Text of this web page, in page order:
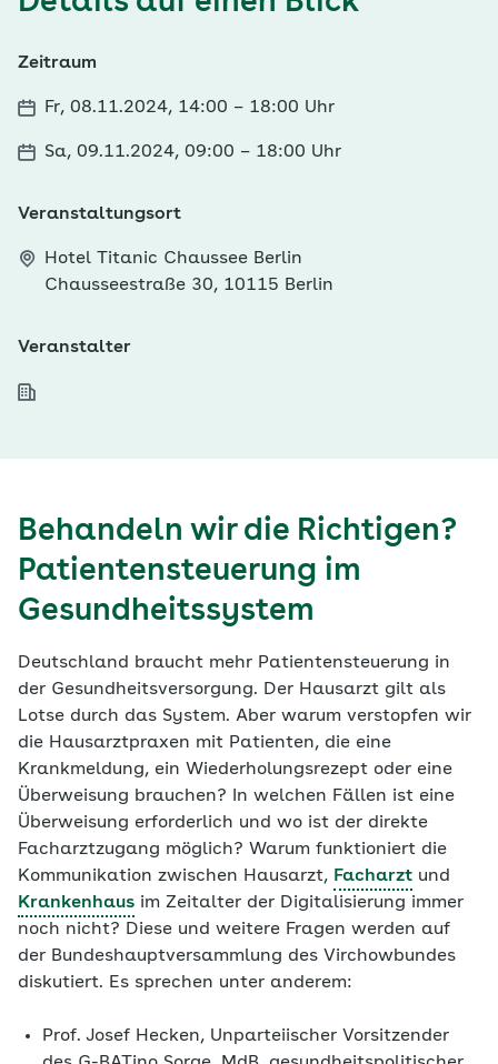
Zeitraum
Fr, 08.11.2024, 14:00 – 18:00 Uhr
Sa, 09.11.2024, 09:00 – 18:00 Uhr
Veranstaltungsort
Hotel Titanic Chaussee Berlin
Chausseestraße 30, 10115 Berlin
Veranstalter
Behandeln wir die Richtigen?
Patientensteuerung im
Gesundheitssystem
Deutschland braucht mehr Patientensteuerung in
der Gesundheitsversorgung. Der Hausarzt gilt als
Lotse durch das System. Aber warum verstopfen wir
die Hausarztpraxen mit Patienten, die eine
Krankmeldung, ein Wiederholungsrezept oder eine
Überweisung brauchen? In welchen Fällen ist eine
Überweisung erforderlich und wo ist der direkte
Facharztzugang möglich? Warum funktioniert die
Kommunikation zwischen Hausarzt, Facharzt und
Krankenhaus im Zeitalter der Digitalisierung immer
noch nicht? Diese und weitere Fragen werden auf
der Bundeshauptversammlung des Virchowbundes
diskutiert. Es sprechen unter anderem:
Prof. Josef Hecken, Unparteiischer Vorsitzender